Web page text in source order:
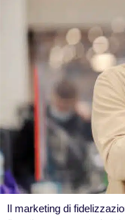
Il marketing di